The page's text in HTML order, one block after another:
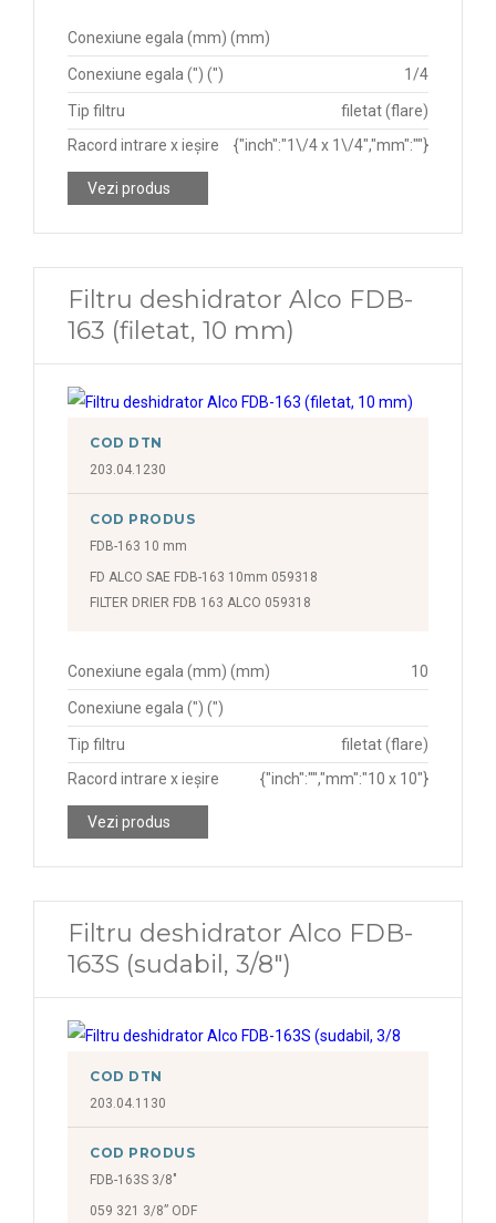
Conexiune egala (mm) (mm)
Conexiune egala (") (") 1/4
Tip filtru
filetat (flare)
Racord intrare x ieșire
{"inch":"1\/4 x 1\/4","mm":""}
Vezi produs
Filtru deshidrator Alco FDB-
163 (filetat, 10 mm)
COD DTN
203.04.1230
COD PRODUS
FDB-163 10 mm
FD ALCO SAE FDB-163 10mm 059318
FILTER DRIER FDB 163 ALCO 059318
Conexiune egala (mm) (mm) 10
Conexiune egala (") (")
Tip filtru
filetat (flare)
Racord intrare x ieșire
{"inch":"","mm":"10 x 10"}
Vezi produs
Filtru deshidrator Alco FDB-
163S (sudabil, 3/8")
COD DTN
203.04.1130
COD PRODUS
FDB-163S 3/8"
059 321 3/8” ODF